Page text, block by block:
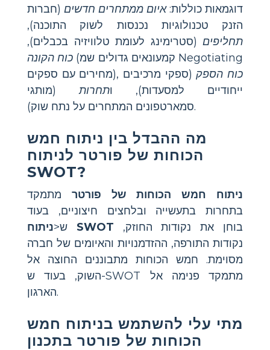
דוגמאות כוללות:איום ממתחרים חדשים (חברות
הזנק טכנולוגיות נכנסות לשוק התוכנה),
תחליפים (סטרימינג לעומת טלוויזיה בכבלים),
כוח הקונה (קמעונאים גדולים שמ Negotiating
מחירים עם ספקים),
כוח הספק(ספקי מרכיבים
ייחודיים למסעדות), ותחרות(מותגי
סמארטפונים המתחרים על נתח שוק).
מה ההבדל בין ניתוח חמש
הכוחות של פורטר לניתוח
SWOT?
ניתוח חמש הכוחות של פורטר מתמקד
בתחרות בתעשייה ובלחצים חיצוניים, בעוד
ש< ניתוח SWOT
נקודות התורפה, ההזדמנויות והאיומים של חברה
מסוימת. חמש הכוחות מתבוננים החוצה אל
השוק, בעוד ש-SWOT מתמקד פנימה אל
הארגון.
מתי עלי להשתמש בניתוח חמש
הכוחות של פורטר בתכנון